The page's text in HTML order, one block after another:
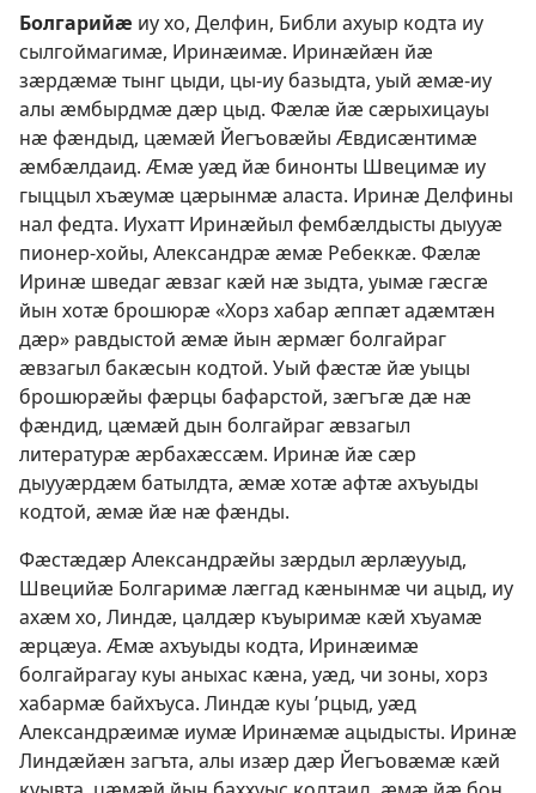
Болгарийӕ иу хо, Делфин, Библи ахуыр кодта иу
сылгоймагимӕ, Иринӕимӕ. Иринӕйӕн йӕ
зӕрдӕмӕ тынг цыди, цы-иу базыдта, уый ӕмӕ-иу
алы ӕмбырдмӕ дӕр цыд. Фӕлӕ йӕ сӕрыхицауы
нӕ фӕндыд, цӕмӕй Йегъовӕйы Ӕвдисӕнтимӕ
ӕмбӕлдаид. Ӕмӕ уӕд йӕ бинонты Швецимӕ иу
гыццыл хъӕумӕ цӕрынмӕ аласта. Иринӕ Делфины
нал федта. Иухатт Иринӕйыл фембӕлдысты дыууӕ
пионер-хойы, Александрӕ ӕмӕ Ребеккӕ. Фӕлӕ
Иринӕ шведаг ӕвзаг кӕй нӕ зыдта, уымӕ гӕсгӕ
йын хотӕ брошюрӕ «Хорз хабар ӕппӕт адӕмтӕн
дӕр» равдыстой ӕмӕ йын ӕрмӕг болгайраг
ӕвзагыл бакӕсын кодтой. Уый фӕстӕ йӕ уыцы
брошюрӕйы фӕрцы бафарстой, зӕгъгӕ дӕ нӕ
фӕндид, цӕмӕй дын болгайраг ӕвзагыл
литературӕ ӕрбахӕссӕм. Иринӕ йӕ сӕр
дыууӕрдӕм батылдта, ӕмӕ хотӕ афтӕ ахъуыды
кодтой, ӕмӕ йӕ нӕ фӕнды.
Фӕстӕдӕр Александрӕйы зӕрдыл ӕрлӕууыд,
Швецийӕ Болгаримӕ лӕггад кӕнынмӕ чи ацыд, иу
ахӕм хо, Линдӕ, цалдӕр къуыримӕ кӕй хъуамӕ
ӕрцӕуа. Ӕмӕ ахъуыды кодта, Иринӕимӕ
болгайрагау куы аныхас кӕна, уӕд, чи зоны, хорз
хабармӕ байхъуса. Линдӕ куы ’рцыд, уӕд
Александрӕимӕ иумӕ Иринӕмӕ ацыдысты. Иринӕ
Линдӕйӕн загъта, алы изӕр дӕр Йегъовӕмӕ кӕй